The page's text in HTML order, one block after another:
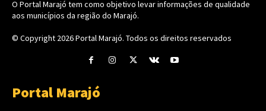
O Portal Marajó tem como objetivo levar informações de qualidade
aos municípios da região do Marajó.
© Copyright 2026Portal Marajó. Todos os direitos reservados
Portal Marajó